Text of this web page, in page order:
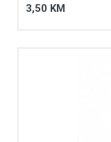
3,50 KM